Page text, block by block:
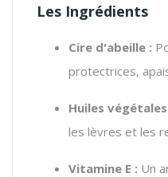
Les Ingrédients
Cire d'abeille :
protectrices,
Huiles
les lèvres et les
Vitamine E : Un